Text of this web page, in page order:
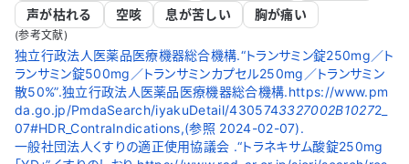
助かります
るように感
いです。
声が枯れる
空咳 息が苦しい 胸が痛い
(参考文献)
独立行政法人医薬品医療機器総合機構.“トランサミン錠250mg／ト
ランサミン錠500mg／トランサミンカプセル250mg／トランサミン
散50%”.独立行政法人医薬品医療機器総合機構.https://www.pm
da.go.jp/PmdaSearch/iyakuDetail/4305743327002B10272_
07#HDR_ContraIndications,(参照 2024-02-07).
一般社団法人くすりの適正使用協議会 .“トラネキサム酸錠250mg